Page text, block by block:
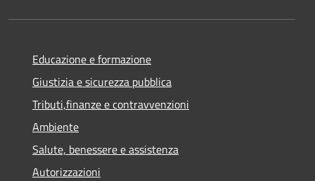
Educazione e formazione
Giustizia e sicurezza pubblica
Tributi,finanze e contravvenzioni
Ambiente
Salute, benessere e assistenza
Autorizzazioni